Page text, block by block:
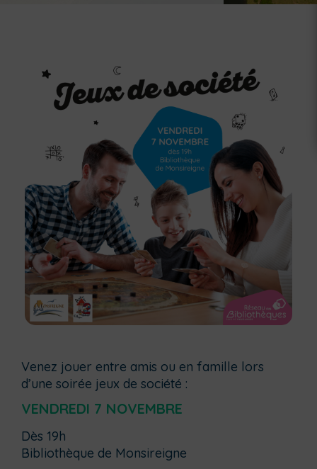
Venez jouer entre amis ou en famille lors
d’une soirée jeux de société :
VENDREDI 7 NOVEMBRE
Dès 19h
Bibliothèque de Monsireigne